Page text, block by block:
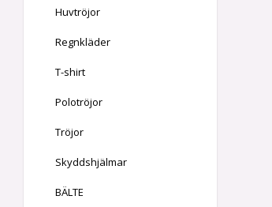
Huvtröjor
Regnkläder
T-shirt
Polotröjor
Tröjor
Skyddshjälmar
BÄLTE